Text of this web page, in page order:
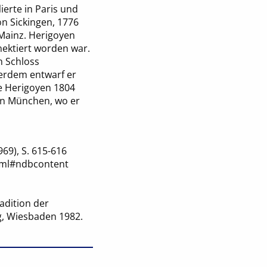
in Paris und
Sickingen, 1776
Herigoyen
worden war.
Schloss
entwarf er
1804
München, wo er
S. 615-616
der
Wiesbaden 1982.